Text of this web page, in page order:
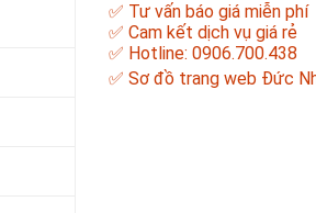
✅ Tư vấn báo giá miễn phí
✅ Cam kết dịch vụ giá rẻ
✅ Hotline: 0906.700.438
✅ Sơ đồ trang web Đức